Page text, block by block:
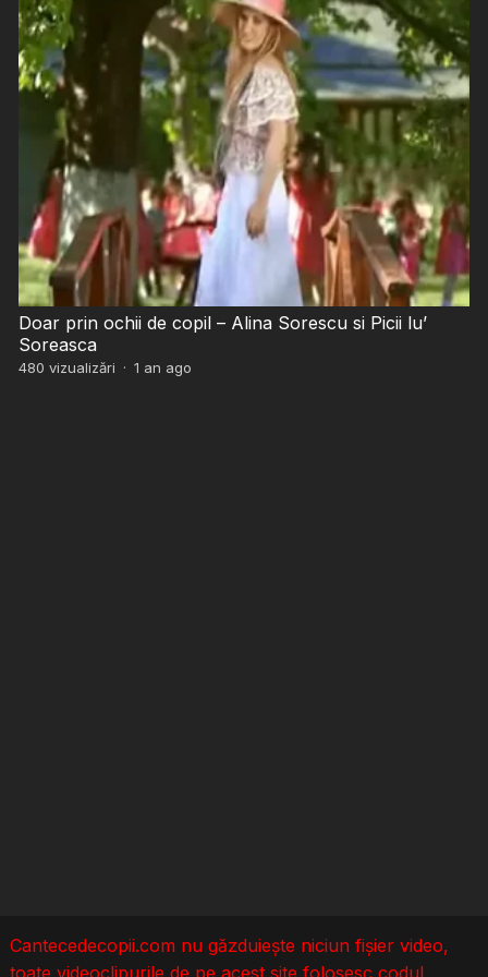
Doar prin ochii de copil – Alina Sorescu si Picii lu’
Soreasca
480 vizualizări · 1 an ago
Cantecedecopii.com nu găzduieşte niciun fișier video,
toate videoclipurile de pe acest site folosesc codul